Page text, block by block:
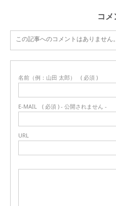
コメ
この記事へのコメントはありません。
名前（例：山田 太郎） ( 必須 )
E-MAIL ( 必須 ) - 公開されません -
URL